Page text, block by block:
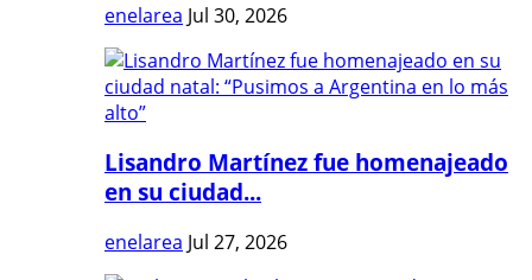
enelarea Jul 30, 2026
Lisandro Martínez fue homenajeado
en su ciudad...
enelarea Jul 27, 2026